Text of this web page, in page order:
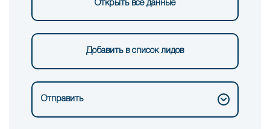
Открыть все данные
Добавить в список лидов
Отправить